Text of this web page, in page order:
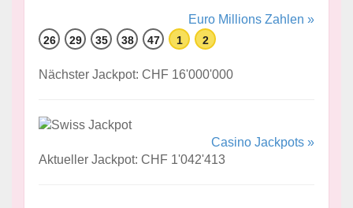
Euro Millions Zahlen »
26 29 35 38 47 1 2
Nächster Jackpot: CHF 16'000'000
Casino Jackpots »
Aktueller Jackpot: CHF 1'042'413